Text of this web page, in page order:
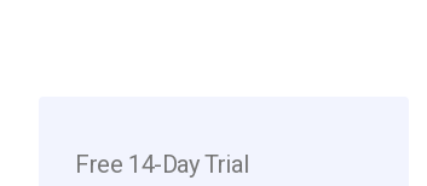
Free 14-Day Trial